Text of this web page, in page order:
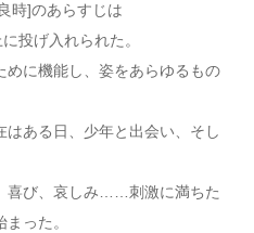
時]のあらすじは
投げ入れられた。
めに機能し、姿をあらゆるもの
ある日、少年と出会い、そし
喜び、哀しみ……刺激に満ちた
った。